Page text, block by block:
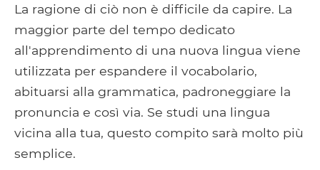
La ragione di ciò non è difficile da capire. La
maggior parte del tempo dedicato
all'apprendimento di una nuova lingua viene
utilizzata per espandere il vocabolario,
abituarsi alla grammatica, padroneggiare la
pronuncia e così via. Se studi una lingua
vicina alla tua, questo compito sarà molto più
semplice.